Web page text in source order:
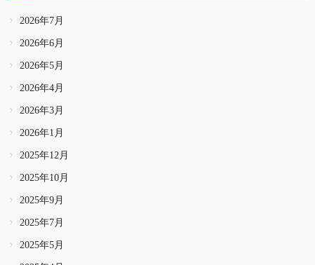
2026年7月
2026年6月
2026年5月
2026年4月
2026年3月
2026年1月
2025年12月
2025年10月
2025年9月
2025年7月
2025年5月